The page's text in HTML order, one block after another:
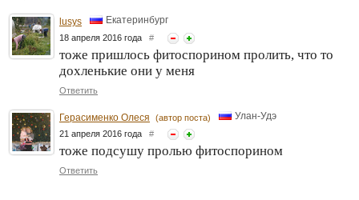
lusys Екатеринбург
18 апреля 2016 года #
тоже пришлось фитоспорином пролить, что то
дохленькие они у меня
Ответить
Герасименко Олеся (автор поста) Улан-Удэ
21 апреля 2016 года #
тоже подсушу пролью фитоспорином
Ответить